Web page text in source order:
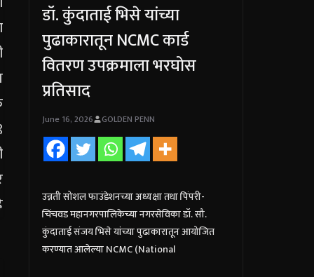
डॉ. कुंदाताई भिसे यांच्या
पुढाकारातून NCMC कार्ड
वितरण उपक्रमाला भरघोस
प्रतिसाद
June 16, 2026 GOLDEN PENN
उन्नती सोशल फाउंडेशनच्या अध्यक्षा तथा पिंपरी-
चिंचवड महानगरपालिकेच्या नगरसेविका डॉ. सौ.
कुंदाताई संजय भिसे यांच्या पुढाकारातून आयोजित
करण्यात आलेल्या NCMC (National